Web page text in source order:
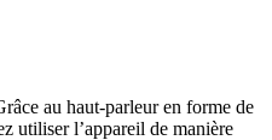
au haut-parleur en forme de
utiliser l’appareil de manière